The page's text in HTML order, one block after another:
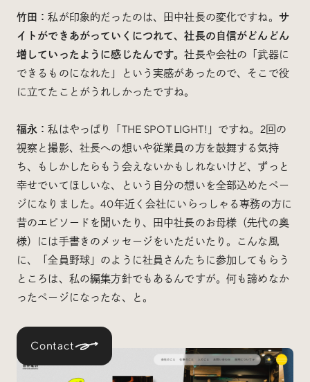
Contact
竹田：私が印象的だったのは、田中社長の変化ですね。 サ
イトができあがっていくにつれて、社長の自信がどんどん
増していったように感じたんです。社長や会社の「武器に
できるものになれた」という実感があったので、そこで役
に立てたことがうれしかったですね。
福永：私はやっぱり「THE SPOT LIGHT!」ですね。2回の
視察と撮影、社長への想いや従業員の方を鼓舞する気持
ち、もしかしたらもう会えないかもしれないけど、ずっと
幸せでいてほしいな、という自分の想いを全部込めたペー
ジになりました。40年近く会社にいらっしゃる専務の方に
昔のエピソードを聞いたり、田中社長のお母様（先代の奥
様）には手書きのメッセージをいただいたり。こんな風
に、「全員野球」のように社員さんたちに参加してもらう
ところは、私の編集方針でもあるんですが。何も諦めなか
ったページになったな、と。